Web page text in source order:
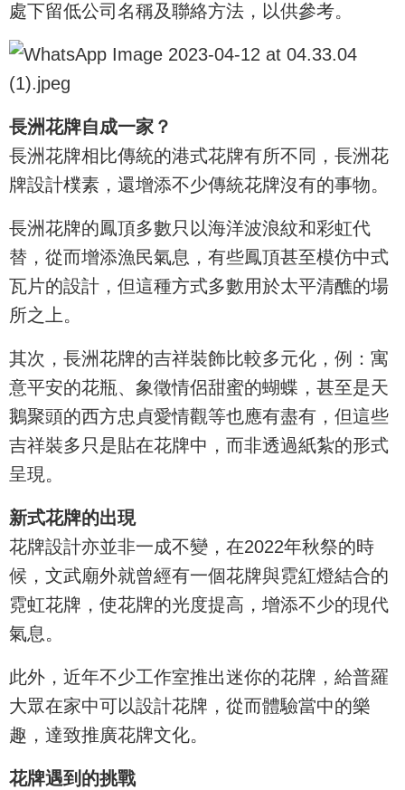
處下留低公司名稱及聯絡方法，以供參考。
長洲花牌自成一家？
長洲花牌相比傳統的港式花牌有所不同，長洲花
牌設計樸素，還增添不少傳統花牌沒有的事物。
長洲花牌的鳳頂多數只以海洋波浪紋和彩虹代
替，從而增添漁民氣息，有些鳳頂甚至模仿中式
瓦片的設計，但這種方式多數用於太平清醮的場
所之上。
其次，長洲花牌的吉祥裝飾比較多元化，例：寓
意平安的花瓶、象徵情侶甜蜜的蝴蝶，甚至是天
鵝聚頭的西方忠貞愛情觀等也應有盡有，但這些
吉祥裝多只是貼在花牌中，而非透過紙紮的形式
呈現。
新式花牌的出現
花牌設計亦並非一成不變，在2022年秋祭的時
候，文武廟外就曾經有一個花牌與霓紅燈結合的
霓虹花牌，使花牌的光度提高，增添不少的現代
氣息。
此外，近年不少工作室推出迷你的花牌，給普羅
大眾在家中可以設計花牌，從而體驗當中的樂
趣，達致推廣花牌文化。
花牌遇到的挑戰